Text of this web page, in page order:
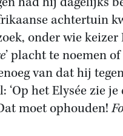
achtertuin
onder wie keizer
’ placht te noemen of
van dat hij
het Elysée zie je
moet ophouden!